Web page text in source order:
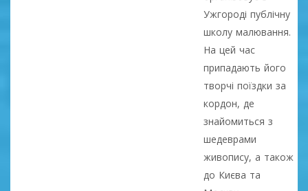
Ужгороді публічну
школу малювання.
На цей час
припадають його
творчі поїздки за
кордон, де
знайомиться з
шедеврами
живопису, а також
до Києва та